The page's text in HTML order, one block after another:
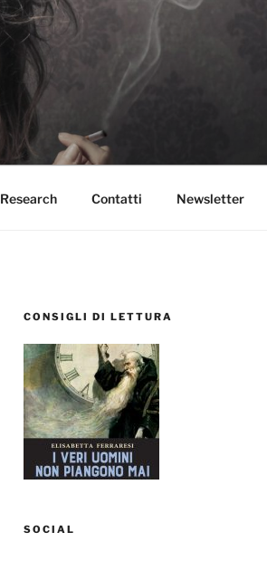
Research Contatti Newsletter
CONSIGLI DI LETTURA
SOCIAL